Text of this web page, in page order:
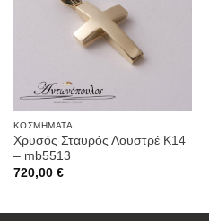
ΚΟΣΜΉΜΑΤΑ
Χρυσός Σταυρός Λουστρέ Κ14
– mb5513
720,00 €